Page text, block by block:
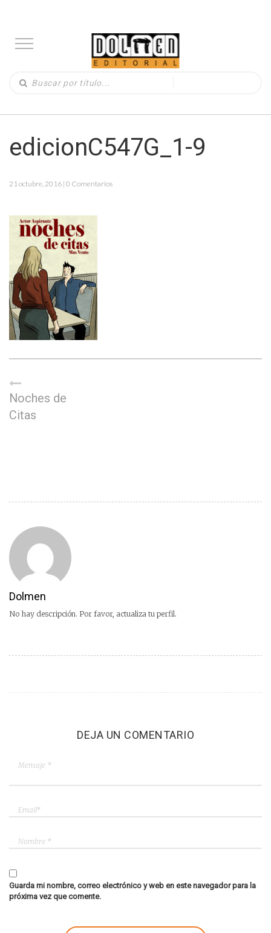
edicionC547G_1-9
21 octubre, 2016 | 0 Comentarios
Noches de
Citas
Dolmen
No hay descripción. Por favor, actualiza tu perfil.
DEJA UN COMENTARIO
Guarda mi nombre, correo electrónico y web en este navegador para la
próxima vez que comente.